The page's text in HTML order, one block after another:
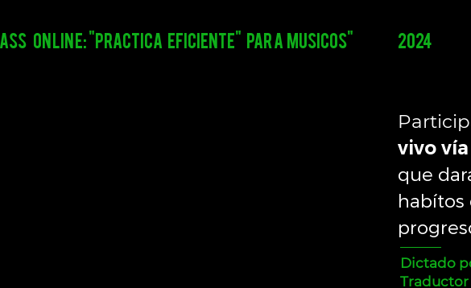
ONLINE: "practica eficiente" par a musicos" 2024
vivo
que
habítos
Dictado